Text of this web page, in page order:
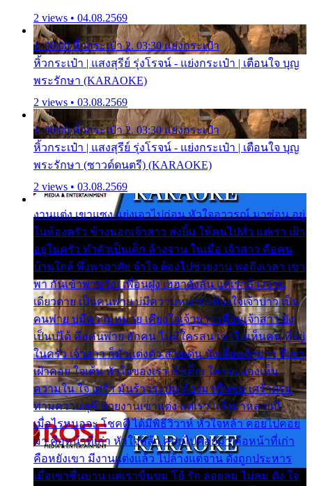
2 views • 04.08.2569
1. 00:00 หิ้วกระเป๋า 2. 03:30 แย่งกระเป๋า
หิ้วกระเป๋า | แสงสุรีย์ รุ่งโรจน์ - แย่งกระเป๋า | เตือนใจ บุญ
พระรักษา (KARAOKE)
2 views • 03.08.2569
1. 00:00 หิ้วกระเป๋า 2. 03:30 แย่งกระเป๋า
หิ้วกระเป๋า | แสงสุรีย์ รุ่งโรจน์ - แย่งกระเป๋า | เตือนใจ บุญ
พระรักษา (ซาวด์ดนตรี) (KARAOKE)
2 views • 03.08.2569
งานแต่ง เขาแซง แย่งเอาไปก่อน หัวใจอาวรณ์ มาซ่อน อยู่
ในห้องครัว ข้างนอกเจ้าสาว ส่งยิ้ม ให้คนไปทั่ว แต่เรา เฝ้า
อยู่ในครัว ทำตัวเป็นเด็ก ล้างจาน ในเมื่อ เจ้าสาว คือคน
บ้านใกล้ พึ่งพาอาศัย จำใจ ต้องไปช่วยงาน พอถึงเวลา เขา
พา กันเข้าพาขวัญ เพื่อนฝูง เฮฮาดังลั่น แต่เราล้างจาน
เดียวดาย เป็นคนพ่าย บ่มีความหมาย เคียงใจเจ้าบ่าว เป็น
คนพ่าย บ่มีความหมาย เคียงใจเจ้าบ่าว เพื่อนเจ้าสาว ยัง
เป็นบ่ได้ คือคนพ่าย ฮักคน ไม่มีใครสน เขาไม่เห็นคน ที่อยู่
ในครัว เจ้าสาว ก็มัวแต่งตัว สวยเด่น นั่งเคียงเจ้าบ่าว ที่เขา
เฝ้าคอย ใจเต้น หัวใจของเรา ลำเค็ญ ใครจะมองเห็น
ความใน ใจ เศร้า มันร้าวระบม ต้องมาขื่นขม เศร้าตรม
ท่ามความสุขี ช่วยงานเขาแต่ง แต่เรา แล้งมาหลายปี
เมื่อไรหนอจะ โชคดี ได้มีพิธีวิวาห์ หัวใจหล้า คอยไปคอย
มา คือหน้าที่เก่า หัวใจหล้า คอยไปคอยมา คือหน้าที่เก่า
คือหยังเขา มีงานแต่งแล้ว ไปล้างแต่จาน ดั่งถูกประหาร
เมื่อเขาชื่นบาน แต่เราขื่นขม โอ้ รัก ลอยลม ไม่สม ดัง ใจ